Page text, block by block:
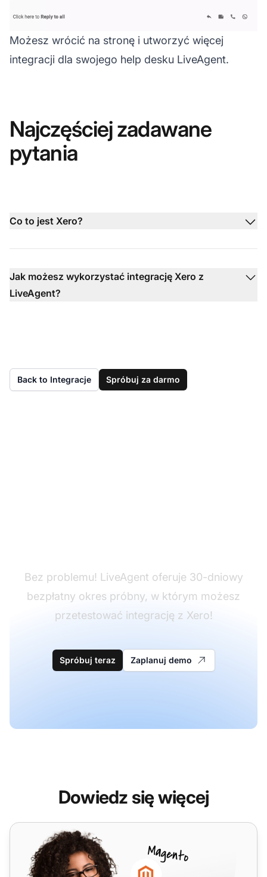
Możesz wrócić na stronę i utworzyć więcej
integracji dla swojego help desku LiveAgent.
Najczęściej zadawane
pytania
Co to jest Xero?
Jak możesz wykorzystać integrację Xero z
LiveAgent?
Back to Integracje Spróbuj za darmo
Bez problemu! LiveAgent oferuje 30-dniowy
bezpłatny okres próbny, w którym możesz
przetestować integrację z Xero!
Spróbuj teraz Zaplanuj demo
Dowiedz się więcej
Zapier